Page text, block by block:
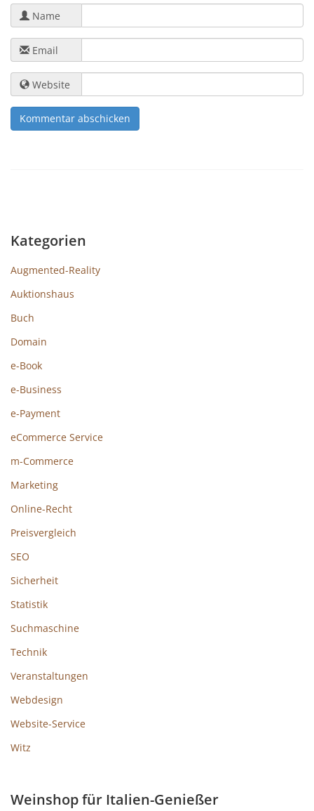
Name
Email
Website
Kategorien
Augmented-Reality
Auktionshaus
Buch
Domain
e-Book
e-Business
e-Payment
eCommerce Service
m-Commerce
Marketing
Online-Recht
Preisvergleich
SEO
Sicherheit
Statistik
Suchmaschine
Technik
Veranstaltungen
Webdesign
Website-Service
Witz
Weinshop für Italien-Genießer